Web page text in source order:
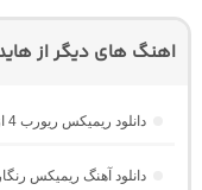
اهنگ های دیگر از
دانلود ریمیکس ریورب 4 از دیجی معین و میشاموزیکز “طولانی احساسی”
دانلود آهنگ ریمیکس رنگارنگ 5 از